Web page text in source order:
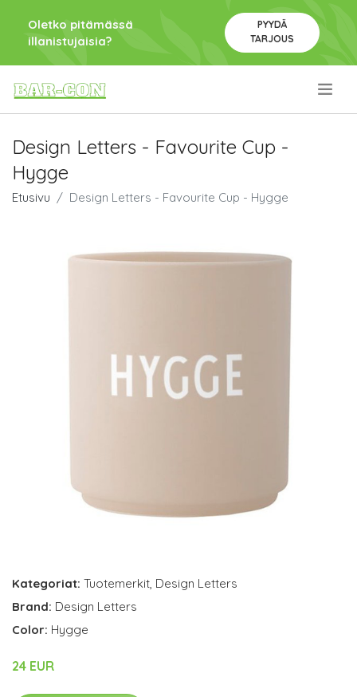
Oletko pitämässä
illanistujaisia?
PYYDÄ
TARJOUS
Design Letters - Favourite Cup -
Hygge
Etusivu Design Letters - Favourite Cup - Hygge
Kategoriat: Tuotemerkit Design Letters
Brand: Design Letters
Color: Hygge
24 EUR